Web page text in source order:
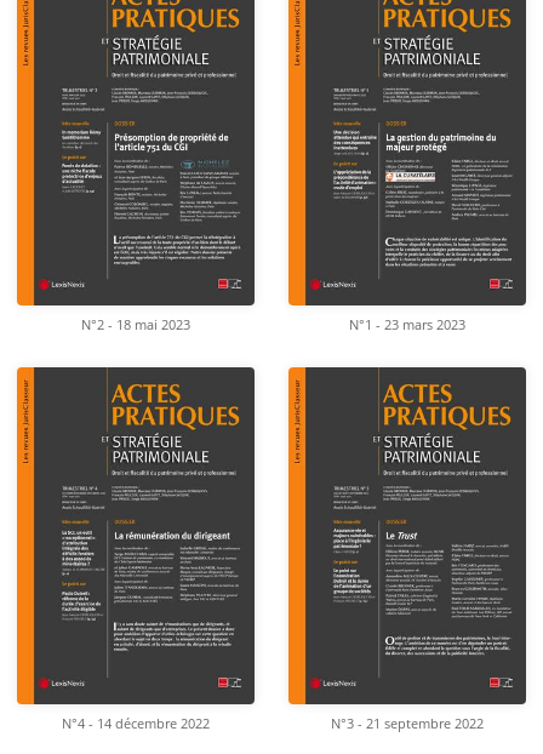
N°2 - 18 mai 2023 N°1 - 23 mars 2023
N°4 - 14 décembre 2022 N°3 - 21 septembre 2022